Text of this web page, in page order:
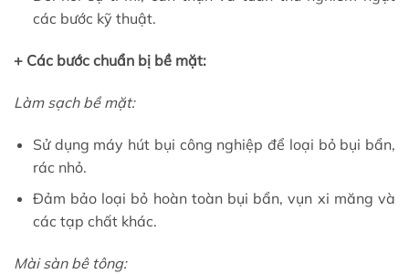
các bước kỹ thuật.
+ Các bước chuẩn bị bề mặt:
Làm sạch bề mặt:
Sử dụng máy hút bụi công nghiệp để loại bỏ bụi bẩn,
rác nhỏ.
Đảm bảo loại bỏ hoàn toàn bụi bẩn, vụn xi măng và
các tạp chất khác.
Mài sàn bê tông: